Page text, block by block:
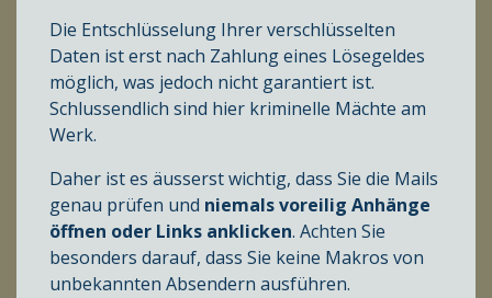
Die Entschlüsselung Ihrer verschlüsselten
Daten ist erst nach Zahlung eines Lösegeldes
möglich, was jedoch nicht garantiert ist.
Schlussendlich sind hier kriminelle Mächte am
Werk.
Daher ist es äusserst wichtig, dass Sie die Mails
genau prüfen und niemals voreilig Anhänge
öffnen oder Links anklicken. Achten Sie
besonders darauf, dass Sie keine Makros von
unbekannten Absendern ausführen.